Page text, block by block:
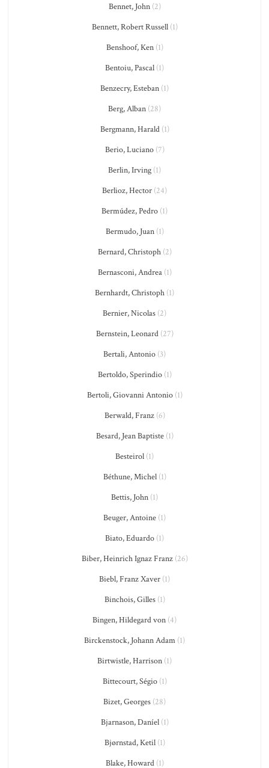
Bennet, John(2)
Bennett, Robert Russell(1)
Benshoof, Ken(1)
Bentoiu, Pascal (1)
Benzecry, Esteban (1)
Berg, Alban (28)
Bergmann, Harald(1)
Berio, Luciano(7)
Berlin, Irving (1)
Berlioz, Hector (24)
Bermúdez, Pedro (1)
Bermudo, Juan(1)
Bernard, Christoph(2)
Bernasconi, Andrea(1)
Bernhardt, Christoph (1)
Bernier, Nicolas (2)
Bernstein, Leonard(27)
Bertali, Antonio (3)
Bertoldo, Sperindio(1)
Bertoli, Giovanni Antonio(1)
Berwald, Franz(6)
Besard, Jean Baptiste(1)
Besteirol (1)
Béthune, Michel(1)
Bettis, John (1)
Beuger, Antoine (1)
Biato, Eduardo (1)
Biber, Heinrich Ignaz Franz(26)
Biebl, Franz Xaver (1)
Binchois, Gilles(1)
Bingen, Hildegard von (4)
Birckenstock, Johann Adam (1)
Birtwistle, Harrison (1)
Bittecourt, Ségio(1)
Bizet, Georges (28)
Bjarnason, Daníel(1)
Bjørnstad, Ketil(1)
Blake, Howard(1)